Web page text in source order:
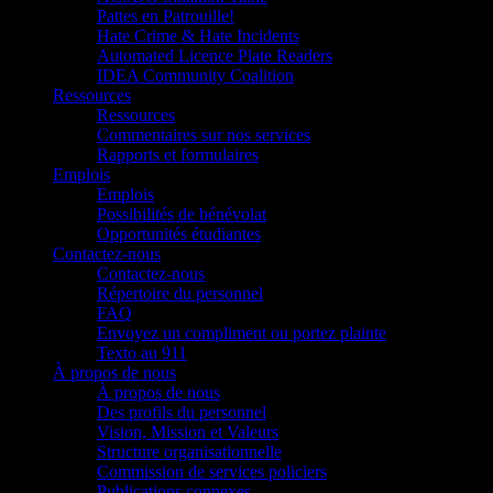
Pattes en Patrouille!
Hate Crime & Hate Incidents
Automated Licence Plate Readers
IDEA Community Coalition
Ressources
Ressources
Commentaires sur nos services
Rapports et formulaires
Emplois
Emplois
Possibilités de bénévolat
Opportunités étudiantes
Contactez-nous
Contactez-nous
Répertoire du personnel
FAQ
Envoyez un compliment ou portez plainte
Texto au 911
À propos de nous
À propos de nous
Des profils du personnel
Vision, Mission et Valeurs
Structure organisationnelle
Commission de services policiers